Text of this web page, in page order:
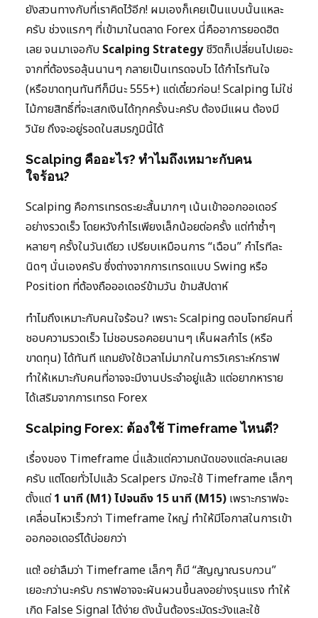
ยังสวนทางกับที่เราคิดไว้อีก! ผมเองก็เคยเป็นแบบนั้นแหละ
ครับ ช่วงแรกๆ ที่เข้ามาในตลาด Forex นี่คืออาการยอดฮิต
เลย จนมาเจอกับ Scalping Strategyชีวิตก็เปลี่ยนไปเยอะ
จากที่ต้องรอลุ้นนานๆ กลายเป็นเทรดจบไว ได้กำไรทันใจ
(หรือขาดทุนทันทีก็มีนะ 555+) แต่เดี๋ยวก่อน! Scalping ไม่ใช่
ไม้กายสิทธิ์ที่จะเสกเงินได้ทุกครั้งนะครับ ต้องมีแผน ต้องมี
วินัย ถึงจะอยู่รอดในสมรภูมินี้ได้
Scalping คืออะไร? ทำไมถึงเหมาะกับคน
ใจร้อน?
Scalping คือการเทรดระยะสั้นมากๆ เน้นเข้าออกออเดอร์
อย่างรวดเร็ว โดยหวังกำไรเพียงเล็กน้อยต่อครั้ง แต่ทำซ้ำๆ
หลายๆ ครั้งในวันเดียว เปรียบเหมือนการ “เฉือน” กำไรทีละ
นิดๆ นั่นเองครับ ซึ่งต่างจากการเทรดแบบ Swing หรือ
Position ที่ต้องถือออเดอร์ข้ามวัน ข้ามสัปดาห์
ทำไมถึงเหมาะกับคนใจร้อน? เพราะ Scalping ตอบโจทย์คนที่
ชอบความรวดเร็ว ไม่ชอบรอคอยนานๆ เห็นผลกำไร (หรือ
ขาดทุน) ได้ทันที แถมยังใช้เวลาไม่มากในการวิเคราะห์กราฟ
ทำให้เหมาะกับคนที่อาจจะมีงานประจำอยู่แล้ว แต่อยากหาราย
ได้เสริมจากการเทรด Forex
Scalping Forex: ต้องใช้ Timeframe ไหนดี?
เรื่องของ Timeframe นี่แล้วแต่ความถนัดของแต่ละคนเลย
ครับ แต่โดยทั่วไปแล้ว Scalpers มักจะใช้ Timeframe เล็กๆ
ตั้งแต่1 นาที (M1) ไปจนถึง 15 นาที (M15) เพราะกราฟจะ
เคลื่อนไหวเร็วกว่า Timeframe ใหญ่ ทำให้มีโอกาสในการเข้า
ออกออเดอร์ได้บ่อยกว่า
แต่! อย่าลืมว่า Timeframe เล็กๆ ก็มี “สัญญาณรบกวน”
เยอะกว่านะครับ กราฟอาจจะผันผวนขึ้นลงอย่างรุนแรง ทำให้
เกิด False Signal ได้ง่าย ดังนั้นต้องระมัดระวังและใช้